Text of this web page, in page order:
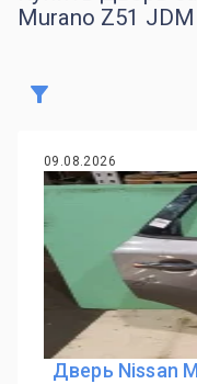
Murano Z51
09.08.2026
Дверь Nissan